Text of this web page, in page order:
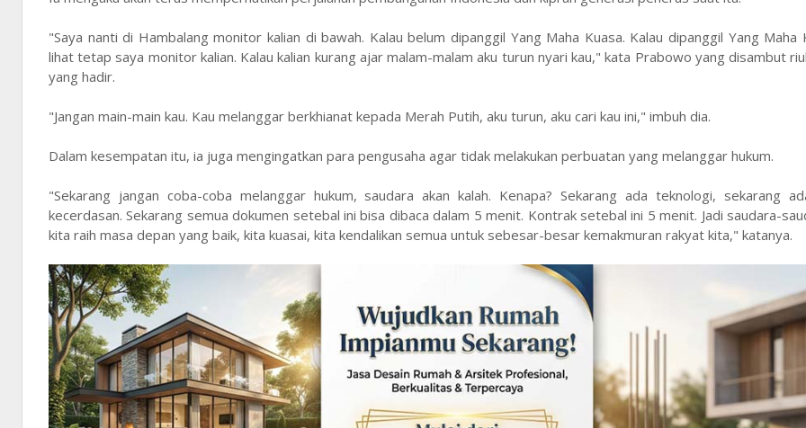
"Saya nanti di Hambalang monitor kalian di bawah. Kalau belum dipanggil Yang Maha Kuasa. Kalau dipanggil Yang Maha
lihat tetap saya monitor kalian. Kalau kalian kurang ajar malam-malam aku turun nyari kau," kata Prabowo yang disambut
yang hadir.
"Jangan main-main kau. Kau melanggar berkhianat kepada Merah Putih, aku turun, aku cari kau ini," imbuh dia.
Dalam kesempatan itu, ia juga mengingatkan para pengusaha agar tidak melakukan perbuatan yang melanggar hukum.
"Sekarang jangan coba-coba melanggar hukum, saudara akan kalah. Kenapa? Sekarang ada teknologi, sekarang
kecerdasan. Sekarang semua dokumen setebal ini bisa dibaca dalam 5 menit. Kontrak setebal ini 5 menit. Jadi saudara-
kita raih masa depan yang baik, kita kuasai, kita kendalikan semua untuk sebesar-besar kemakmuran rakyat kita," katanya.